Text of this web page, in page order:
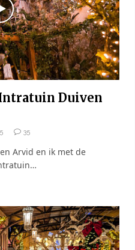
Duiven
35
Arvid en ik met de